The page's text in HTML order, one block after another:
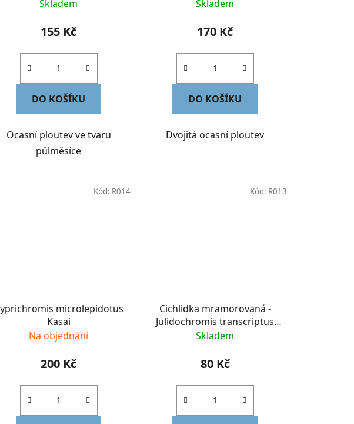
Skladem
155 Kč
DO KOŠÍKU
Ocasní ploutev ve tvaru
půlměsíce
Skladem
170 Kč
DO KOŠÍKU
Dvojitá ocasní ploutev
microlepidotus
Kasai
Na objednání
200 Kč
Kód: R014
Cichlidka mramorovaná -
Julidochromis transcriptus
gombe
Skladem
80 Kč
Kód: R013